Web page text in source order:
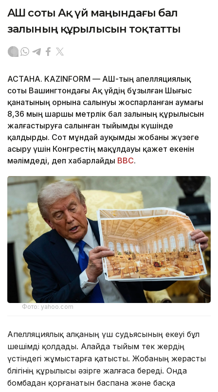
АҚШ соты Ақ үй маңындағы бал
залының құрылысын тоқтатты
АСТАНА. KAZINFORM — АҚШ-тың апелляциялық
соты Вашингтондағы Ақ үйдің бұзылған Шығыс
қанатының орнына салынуы жоспарланған аумағы
8,36 мың шаршы метрлік бал залының құрылысын
жалғастыруға салынған тыйымды күшінде
қалдырды. Сот мұндай ауқымды жобаны жүзеге
асыру үшін Конгрестің мақұлдауы қажет екенін
мәлімдеді, деп хабарлайды BBC.
Фото: yahoo.com
Апелляциялық алқаның үш судьясының екеуі бұл
шешімді қолдады. Алайда тыйым тек жердің
үстіндегі жұмыстарға қатысты. Жобаның жерасты
бөлігінің құрылысы әзірге жалғаса береді. Онда
бомбадан қорғанатын баспана және басқа